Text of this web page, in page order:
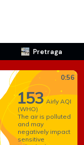
Pretraga